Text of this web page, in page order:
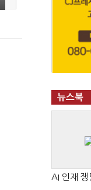
뉴스북
AI 인재 쟁